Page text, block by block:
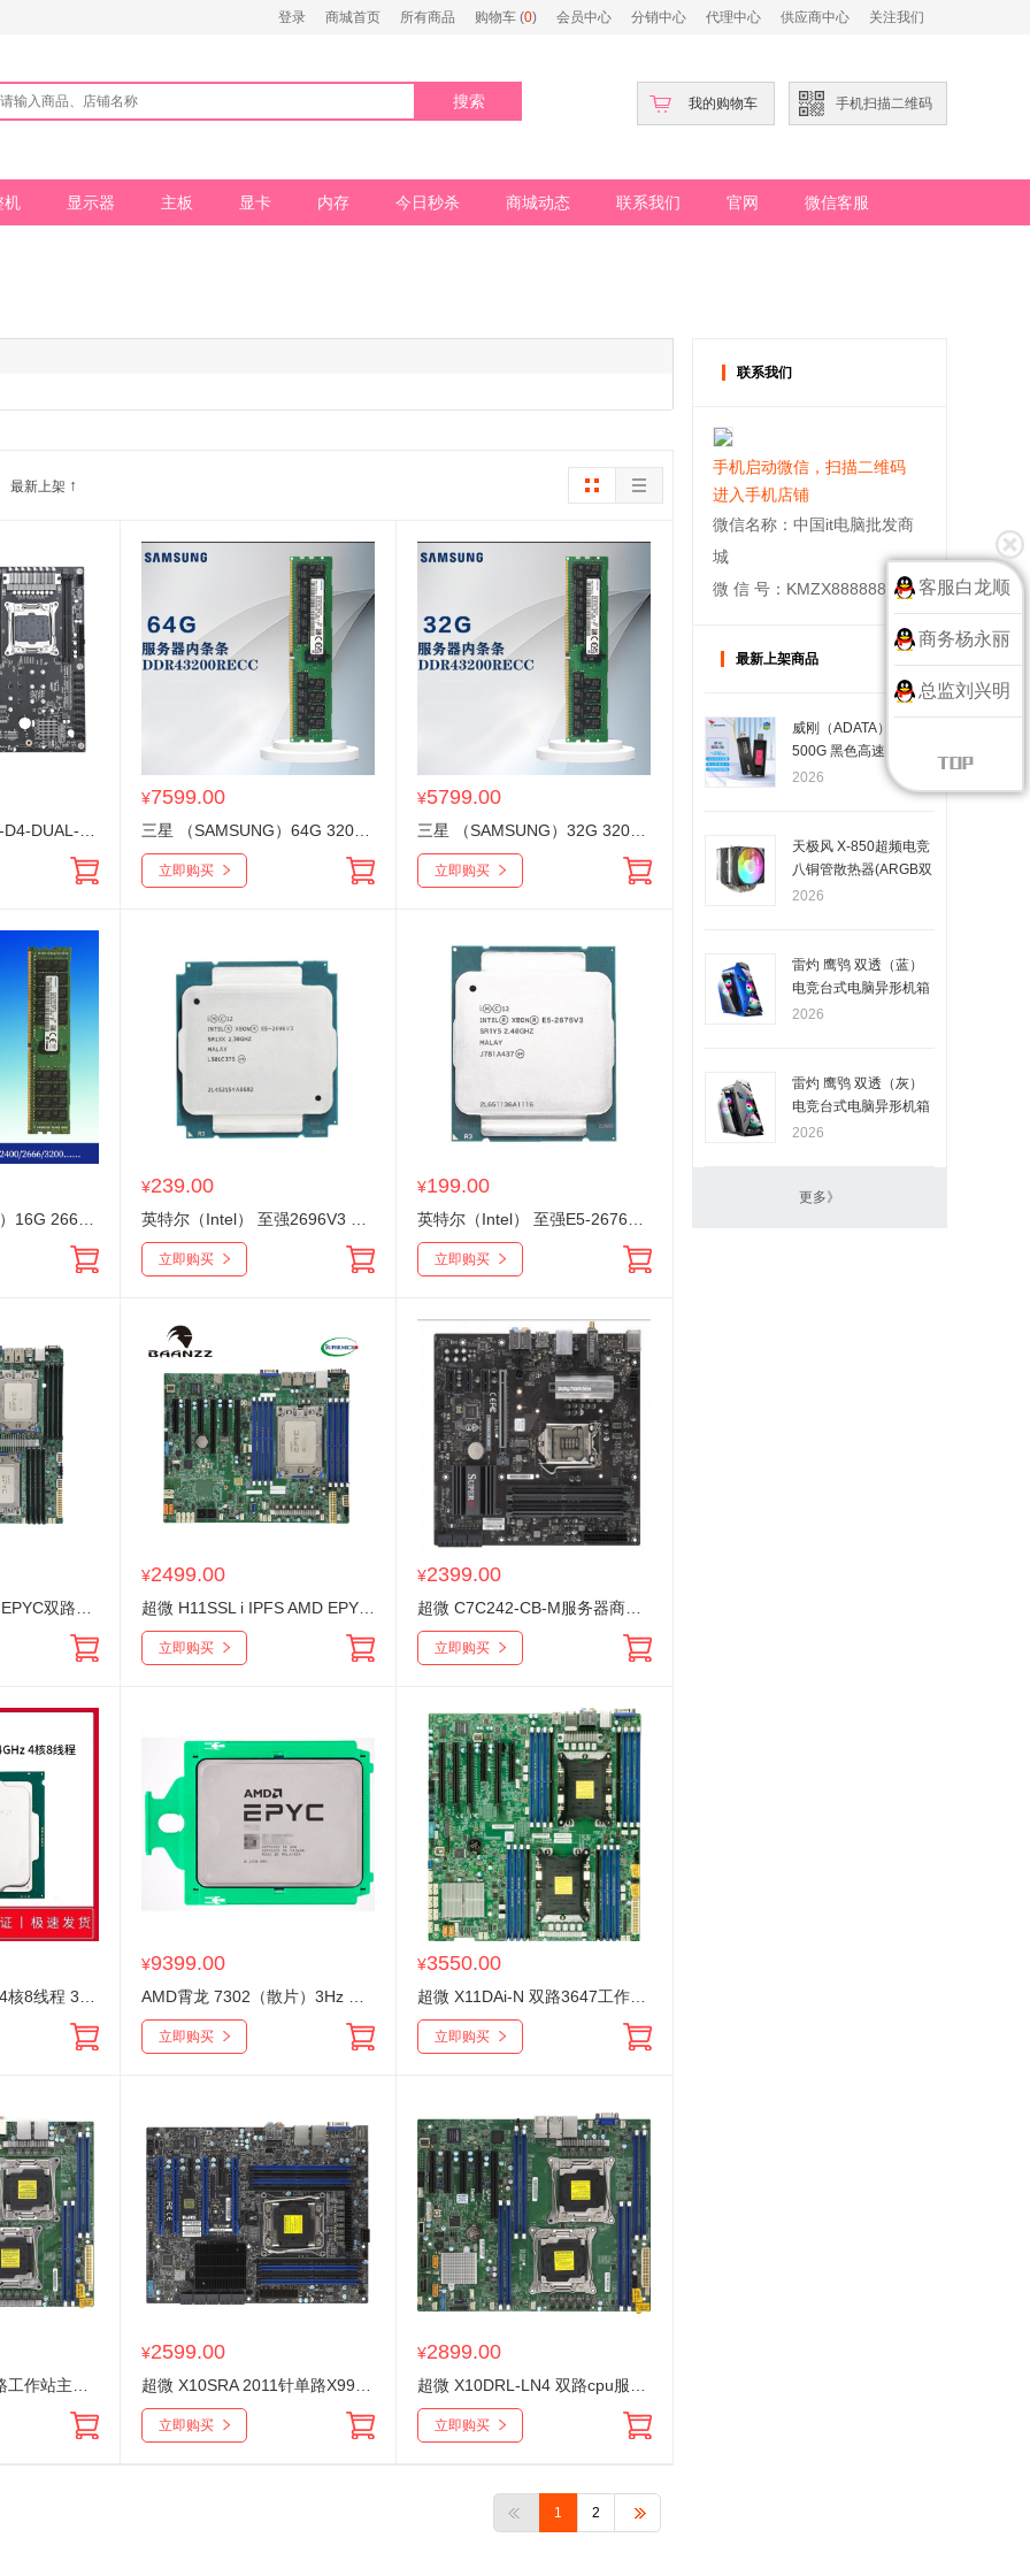
登录 商城首页 所有商品 购物车 (0) 会员中心 分销中心 代理中心 供应商中心 关注我们
搜索 我的购物车 手机扫描二维码
机 显示器 主板 显卡 内存 今日秒杀 商城动态 联系我们 官网 微信客服
最新上架 ↑
¥7599.00
立即购买
¥5799.00
立即购买
¥239.00
立即购买
¥199.00
立即购买
¥2499.00
立即购买
¥2399.00
立即购买
¥9399.00
立即购买
¥3550.00
立即购买
¥2599.00
立即购买
¥2899.00
立即购买
1 2
联系我们
手机启动微信，扫描二维码
进入手机店铺
微信名称：中国it电脑批发商
城
微 信 号：KMZX888888
最新上架商品
威刚（ADATA）SC610
500G 黑色高速固态U
盘移动 大容量优盘 读
速高达550MB/s 写速5
2026
天极风 X-850超频电竞
八铜管散热器(ARGB双
塔黑色版)
2026
雷灼 鹰鸮 双透（蓝）
电竞台式电脑异形机箱
2026
雷灼 鹰鸮 双透（灰）
电竞台式电脑异形机箱
2026
更多》
客服白龙顺
商务杨永丽
总监刘兴明